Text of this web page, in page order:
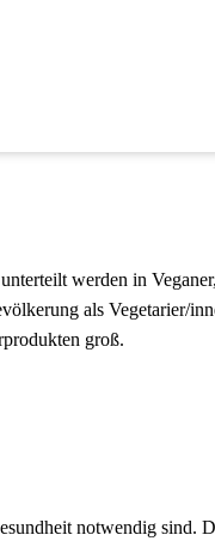
werden in
als Vegetarier/
groß.
notwendig sind.